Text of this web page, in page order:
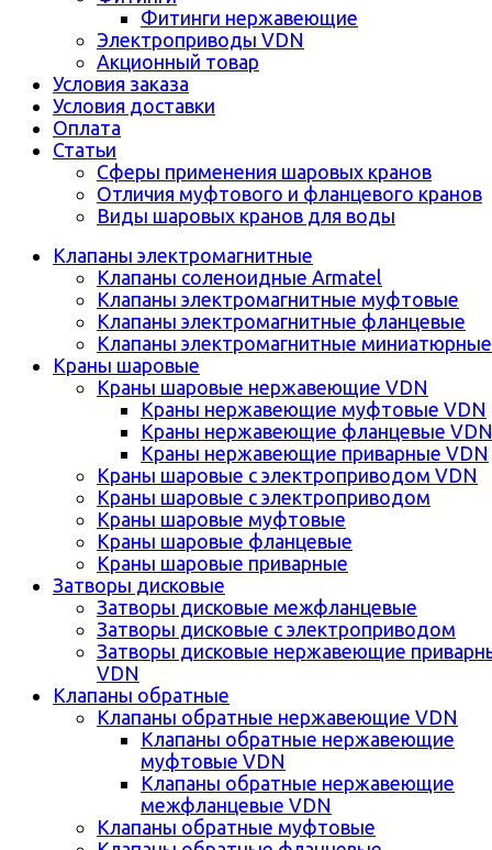
Фитинги нержавеющие
Электроприводы VDN
Акционный товар
Условия заказа
Условия доставки
Оплата
Статьи
Сферы применения шаровых кранов
Отличия муфтового и фланцевого кранов
Виды шаровых кранов для воды
Клапаны электромагнитные
Клапаны соленоидные Armatel
Клапаны электромагнитные муфтовые
Клапаны электромагнитные фланцевые
Клапаны электромагнитные миниатюрные
Краны шаровые
Краны шаровые нержавеющие VDN
Краны нержавеющие муфтовые VDN
Краны нержавеющие фланцевые VDN
Краны нержавеющие приварные VDN
Краны шаровые с электроприводом VDN
Краны шаровые с электроприводом
Краны шаровые муфтовые
Краны шаровые фланцевые
Краны шаровые приварные
Затворы дисковые
Затворы дисковые межфланцевые
Затворы дисковые с электроприводом
Затворы дисковые нержавеющие
VDN
Клапаны обратные
Клапаны обратные нержавеющие VDN
Клапаны обратные нержавеющие
муфтовые VDN
Клапаны обратные нержавеющие
межфланцевые VDN
Клапаны обратные муфтовые